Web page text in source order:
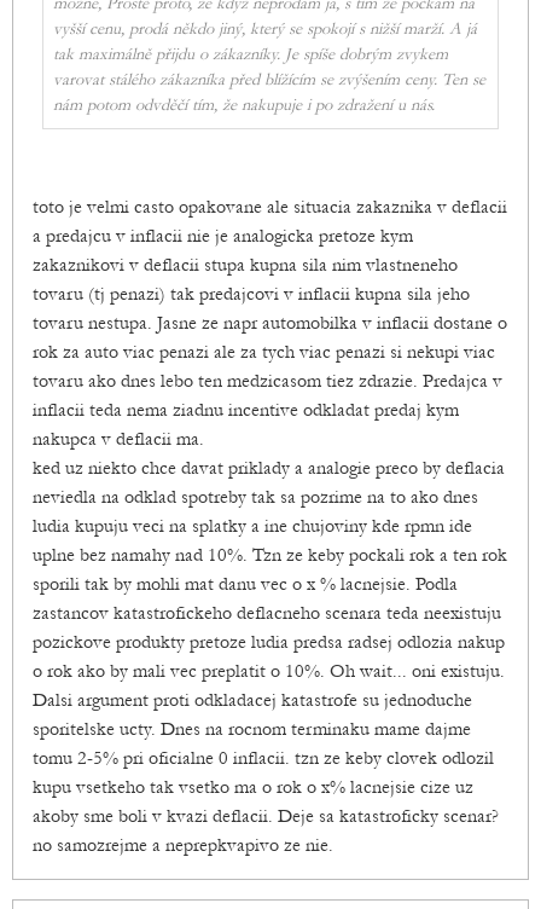
vyšší cenu, prodá někdo jiný, který se spokojí s nižší marží. A já
tak maximálně přijdu o zákazníky. Je spíše dobrým zvykem
varovat stálého zákazníka před blížícím se zvýšením ceny. Ten se
nám potom odvděčí tím, že nakupuje i po zdražení u nás.
toto je velmi casto opakovane ale situacia zakaznika v deflacii
a predajcu v inflacii nie je analogicka pretoze kym
zakaznikovi v deflacii stupa kupna sila nim vlastneneho
tovaru (tj penazi) tak predajcovi v inflacii kupna sila jeho
tovaru nestupa. Jasne ze napr automobilka v inflacii dostane o
rok za auto viac penazi ale za tych viac penazi si nekupi viac
tovaru ako dnes lebo ten medzicasom tiez zdrazie. Predajca v
inflacii teda nema ziadnu incentive odkladat predaj kym
nakupca v deflacii ma.
ked uz niekto chce davat priklady a analogie preco by deflacia
neviedla na odklad spotreby tak sa pozrime na to ako dnes
ludia kupuju veci na splatky a ine chujoviny kde rpmn ide
uplne bez namahy nad 10%. Tzn ze keby pockali rok a ten rok
sporili tak by mohli mat danu vec o x % lacnejsie. Podla
zastancov katastrofickeho deflacneho scenara teda neexistuju
pozickove produkty pretoze ludia predsa radsej odlozia nakup
o rok ako by mali vec preplatit o 10%. Oh wait... oni existuju.
Dalsi argument proti odkladacej katastrofe su jednoduche
sporitelske ucty. Dnes na rocnom terminaku mame dajme
tomu 2-5% pri oficialne 0 inflacii. tzn ze keby clovek odlozil
kupu vsetkeho tak vsetko ma o rok o x% lacnejsie cize uz
akoby sme boli v kvazi deflacii. Deje sa katastroficky scenar?
no samozrejme a neprepkvapivo ze nie.